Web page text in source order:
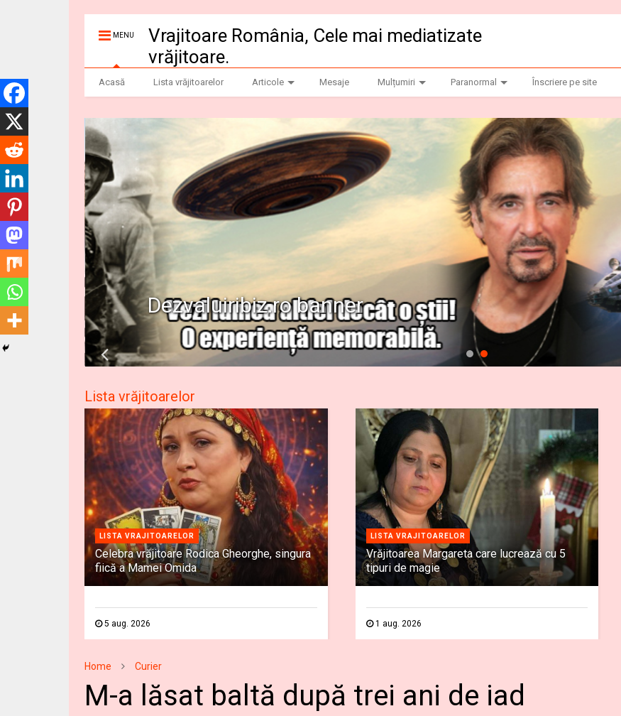
MENU
Vrajitoare România, Cele mai mediatizate
vrăjitoare.
Acasă Lista vrăjitoarelor Articole Mesaje Mulțumiri Paranormal Înscriere pe site
Dezvaluiribiz.ro banner
Lista vrăjitoarelor
LISTA VRAJITOARELOR
Celebra vrăjitoare Rodica Gheorghe, singura
fiică a Mamei Omida
5 aug. 2026
LISTA VRAJITOARELOR
Vrăjitoarea Margareta care lucrează cu 5
tipuri de magie
1 aug. 2026
Home Curier
M-a lăsat baltă după trei ani de iad